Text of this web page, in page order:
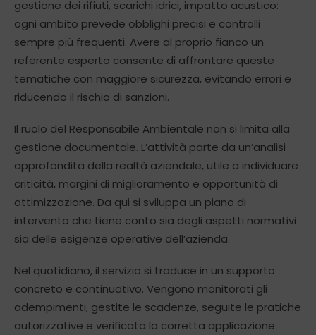
gestione dei rifiuti, scarichi idrici, impatto acustico:
ogni ambito prevede obblighi precisi e controlli
sempre più frequenti. Avere al proprio fianco un
referente esperto consente di affrontare queste
tematiche con maggiore sicurezza, evitando errori e
riducendo il rischio di sanzioni.
Il ruolo del Responsabile Ambientale non si limita alla
gestione documentale. L’attività parte da un’analisi
approfondita della realtà aziendale, utile a individuare
criticità, margini di miglioramento e opportunità di
ottimizzazione. Da qui si sviluppa un piano di
intervento che tiene conto sia degli aspetti normativi
sia delle esigenze operative dell’azienda.
Nel quotidiano, il servizio si traduce in un supporto
concreto e continuativo. Vengono monitorati gli
adempimenti, gestite le scadenze, seguite le pratiche
autorizzative e verificata la corretta applicazione